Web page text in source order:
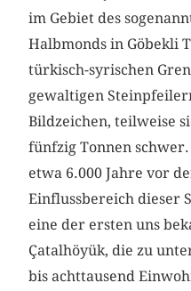
im Gebiet des
Halbmonds in Göbekli
türkisch-syrischen
gewaltigen
Bildzeichen, teilweise
fünfzig Tonnen
etwa 6.000 Jahre vor
Einflussbereich dieser
eine der ersten uns
Çatalhöyük, die zu
bis achttausend